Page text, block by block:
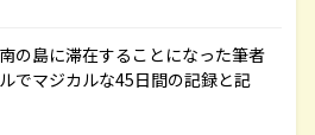
の島に滞在することになった筆者
でマジカルな45日間の記録と記